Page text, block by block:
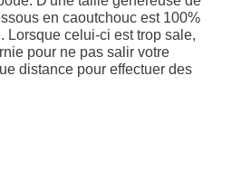
en caoutchouc est 100%
Lorsque celui-ci est trop sale,
pour ne pas salir votre
distance pour effectuer des